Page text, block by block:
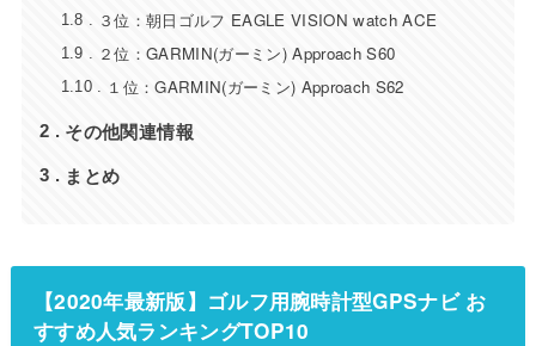
1.8 ３位：朝日ゴルフ EAGLE VISION watch ACE
1.9 ２位：GARMIN(ガーミン) Approach S60
1.10 １位：GARMIN(ガーミン) Approach S62
2 その他関連情報
3 まとめ
【2020年最新版】ゴルフ用腕時計型GPSナビ お
すすめ人気ランキングTOP10